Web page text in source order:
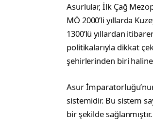
Asurlular, İlk Çağ
MÖ 2000’li yıllarda
1300’lü yıllardan
politikalarıyla dikkat
şehirlerinden biri
Asur
sistemidir. Bu sistem
bir şekilde